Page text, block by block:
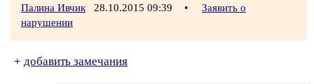
Палина Ивчик 28.10.2015 09:39 •
Заявить о
нарушении
+ добавить замечания